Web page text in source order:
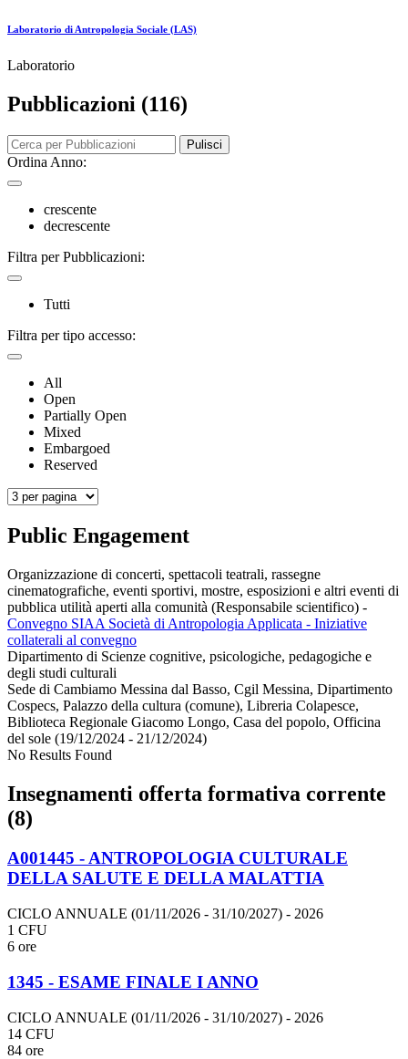
Laboratorio di Antropologia Sociale (LAS)
Laboratorio
Pubblicazioni (116)
Pulisci
Ordina Anno:
crescente
decrescente
Filtra per Pubblicazioni:
Tutti
Filtra per tipo accesso:
All
Open
Partially Open
Mixed
Embargoed
Reserved
Public Engagement
Organizzazione di concerti, spettacoli teatrali, rassegne
cinematografiche, eventi sportivi, mostre, esposizioni e altri eventi di
pubblica utilità aperti alla comunità (Responsabile scientifico) -
Convegno SIAA Società di Antropologia Applicata - Iniziative
collaterali al convegno
Dipartimento di Scienze cognitive, psicologiche, pedagogiche e
degli studi culturali
Sede di Cambiamo Messina dal Basso, Cgil Messina, Dipartimento
Cospecs, Palazzo della cultura (comune), Libreria Colapesce,
Biblioteca Regionale Giacomo Longo, Casa del popolo, Officina
del sole (19/12/2024 - 21/12/2024)
No Results Found
Insegnamenti offerta formativa corrente
(8)
A001445 - ANTROPOLOGIA CULTURALE
DELLA SALUTE E DELLA MALATTIA
CICLO ANNUALE (01/11/2026 - 31/10/2027) - 2026
1 CFU
6 ore
1345 - ESAME FINALE I ANNO
CICLO ANNUALE (01/11/2026 - 31/10/2027) - 2026
14 CFU
84 ore